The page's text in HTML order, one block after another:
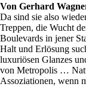
Von Gerhard
Da sind sie also
Treppen, die Wucht
Boulevards in jener
Halt und Erlösung
luxuriösen Glanzes
von Metropolis …
Assoziationen, wenn